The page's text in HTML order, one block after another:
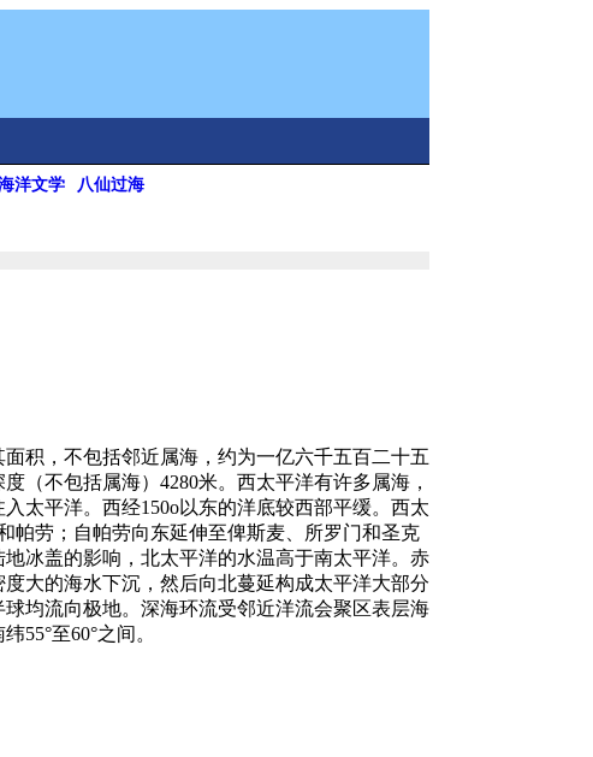
洋文学
八仙过海
积，不包括邻近属海，约为一亿六千五百二十五
（不包括属海）4280米。西太平洋有许多属海，
太平洋。西经150o以东的洋底较西部平缓。西太
帕劳；自帕劳向东延伸至俾斯麦、所罗门和圣克
冰盖的影响，北太平洋的水温高于南太平洋。赤
大的海水下沉，然后向北蔓延构成太平洋大部分
均流向极地。深海环流受邻近洋流会聚区表层海
55°至60°之间。